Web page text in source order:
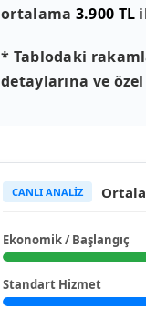
ortalama 3.900 TL
* Tablodaki
detaylarına ve
CANLI ANALİZ
Ekonomik / Başlangıç
Standart Hizmet